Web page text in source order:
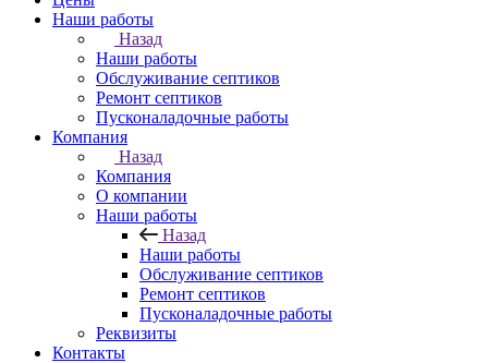
Наши работы
Назад
Наши работы
Обслуживание септиков
Ремонт септиков
Пусконаладочные работы
Компания
Назад
Компания
О компании
Наши работы
Назад
Наши работы
Обслуживание септиков
Ремонт септиков
Пусконаладочные работы
Реквизиты
Контакты